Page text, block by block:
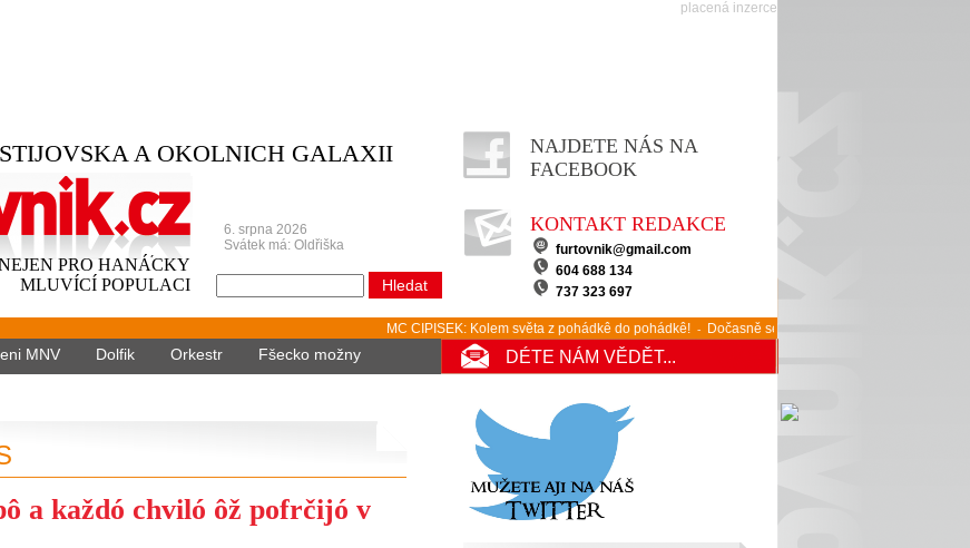
placená inzerce
A OKOLNICH GALAXII
PRO HANÁCKY
MLUVÍCÍ POPULACI
6. srpna 2026
Svátek má: Oldřiška
NAJDETE NÁS NA
FACEBOOK
KONTAKT REDAKCE
furtovnik@gmail.com
604 688 134
737 323 697
MC CIPISEK: Kolem světa z pohádkê do pohádkê! - Dočasně se bôdó stěhovat autobusovy ê
MNV Dolfik Orkestr Fšecko možny DÉTE NÁM VĚDĚT...
a každó chviló ôž pofrčijó v